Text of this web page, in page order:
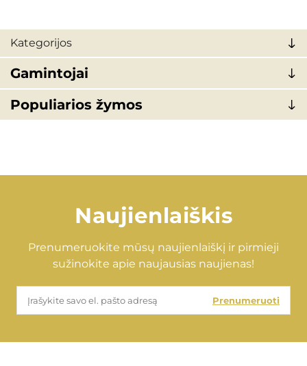
Kategorijos
Gamintojai
Populiarios žymos
Naujienlaiškis
Prenumeruokite mūsų naujienlaiškį ir pirmieji
sužinokite apie naujausias naujienas!
Prenumeruoti